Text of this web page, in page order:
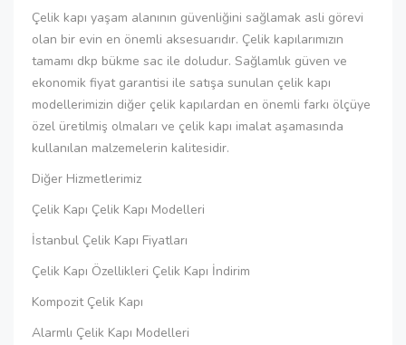
Çelik kapı yaşam alanının güvenliğini sağlamak asli görevi
olan bir evin en önemli aksesuarıdır. Çelik kapılarımızın
tamamı dkp bükme sac ile doludur. Sağlamlık güven ve
ekonomik fiyat garantisi ile satışa sunulan çelik kapı
modellerimizin diğer çelik kapılardan en önemli farkı ölçüye
özel üretilmiş olmaları ve çelik kapı imalat aşamasında
kullanılan malzemelerin kalitesidir.
Diğer Hizmetlerimiz
Çelik Kapı Çelik Kapı Modelleri
İstanbul Çelik Kapı Fiyatları
Çelik Kapı Özellikleri Çelik Kapı İndirim
Kompozit Çelik Kapı
Alarmlı Çelik Kapı Modelleri